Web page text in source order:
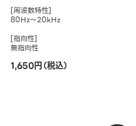
[周波数特性]
80Hz～20kHz
[指向性]
無指向性
1,650円（税込）